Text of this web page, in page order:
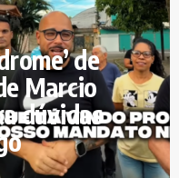
de
Marcio
dúvidas